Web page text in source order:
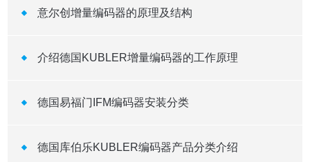
意尔创增量编码器的原理及结构
介绍德国KUBLER增量编码器的工作原理 ​
德国易福门IFM编码器安装分类
德国库伯乐KUBLER编码器产品分类介绍